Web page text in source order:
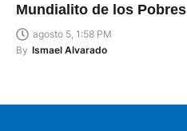
Mundialito de los Pobres
agosto 5, 1:58 PM
By Ismael Alvarado